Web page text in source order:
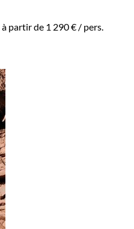
à partir de 1 290 € / pers.